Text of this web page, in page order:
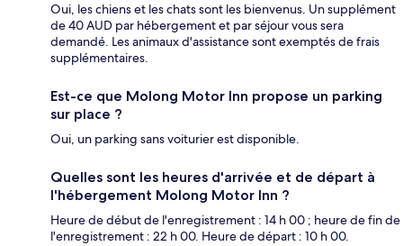
Oui, les chiens et les chats sont les bienvenus. Un supplément
de 40 AUD par hébergement et par séjour vous sera
demandé. Les animaux d'assistance sont exemptés de frais
supplémentaires.
Est-ce que Molong Motor Inn propose un parking
sur place ?
Oui, un parking sans voiturier est disponible.
Quelles sont les heures d'arrivée et de départ à
l'hébergement Molong Motor Inn ?
Heure de début de l'enregistrement : 14 h 00 ; heure de fin de
l'enregistrement : 22 h 00. Heure de départ : 10 h 00.